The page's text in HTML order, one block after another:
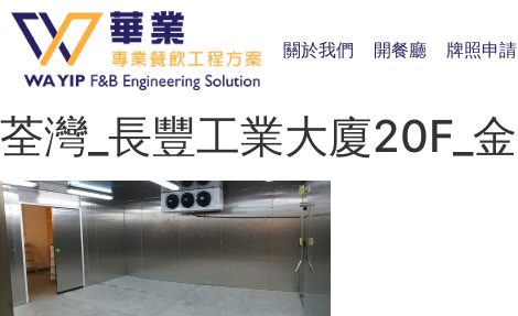
關於我們 開餐廳 牌照申請
荃灣_長豐工業大廈20F_